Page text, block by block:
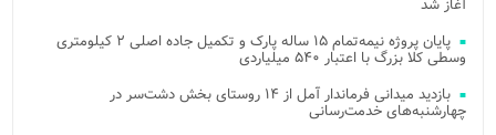
آغاز شد
پایان پروژه نیمه‌تمام ۱۵ ساله پارک و تکمیل جاده اصلی ۲ کیلومتری
وسطی کلا بزرگ با اعتبار ۵۴۰ میلیاردی
بازدید میدانی فرماندار آمل از ۱۴ روستای بخش دشت‌سر در
چهارشنبه‌های خدمت‌رسانی